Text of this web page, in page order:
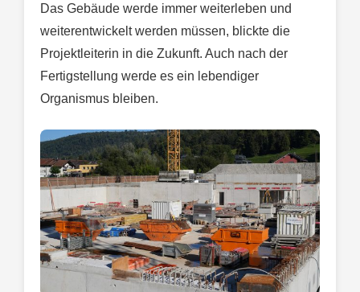
Das Gebäude werde immer weiterleben und
weiterentwickelt werden müssen, blickte die
Projektleiterin in die Zukunft. Auch nach der
Fertigstellung werde es ein lebendiger
Organismus bleiben.